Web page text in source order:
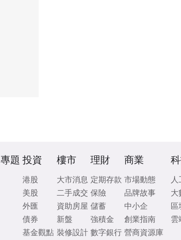
專題 投資
港股
美股
外匯
債券
基金觀點
樓市
大市消息
二手成交
資助房屋
新盤
裝修設計
理財
定期存款
保險
儲蓄
強積金
數字銀行
商業
市場動態
品牌故事
中小企
創業指南
營商資源庫
大
區
雲